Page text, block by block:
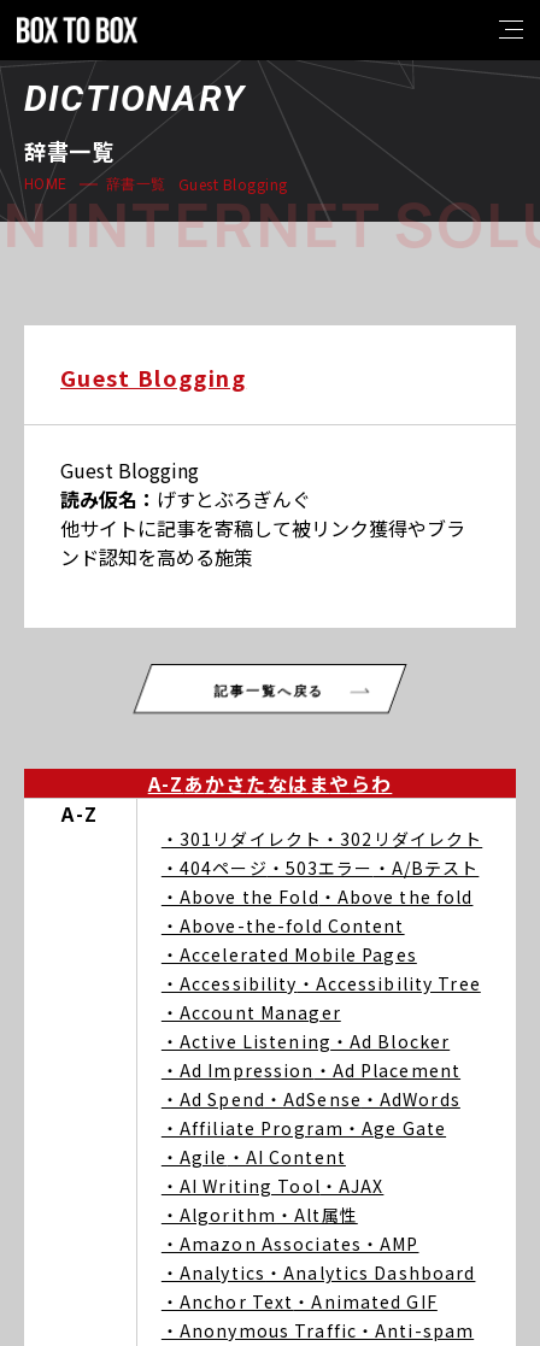
DICTIONARY
辞書一覧
HOME 辞書一覧 Guest Blogging
INTERNET
Guest Blogging
Guest Blogging
読み仮名： げすとぶろぎんぐ
他サイトに記事を寄稿して被リンク獲得やブラ
ンド認知を高める施策
記事一覧へ戻る
A-Zあかさたなは まや らわ
A-Z
・301リダイレクト ・302リダイレクト
・404ページ ・503エラー ・A/Bテスト
・Above the Fold ・Above the fold
・Above-the-fold Content
・Accelerated Mobile Pages
・Accessibility ・Accessibility Tree
・Account Manager
・Active Listening ・Ad Blocker
・Ad Impression ・Ad Placement
・Ad Spend ・AdSense ・AdWords
・Affiliate Program ・Age Gate
・Agile ・AI Content
・AI Writing Tool ・AJAX
・Algorithm ・Alt属性
・Amazon Associates ・AMP
・Analytics ・Analytics Dashboard
・Anchor Text ・Animated GIF
・Anonymous Traffic ・Anti-spam